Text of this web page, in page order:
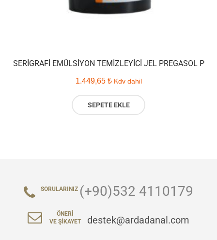
SERIGRAFI EMÜLSIYON TEMIZLEYICI JEL PREGASOL P
1.449,65 ₺ Kdv dahil
SEPETE EKLE
SORULARINIZ (+90)532 4110179
ÖNERI
VE ŞIKAYET
destek@ardadanal.com